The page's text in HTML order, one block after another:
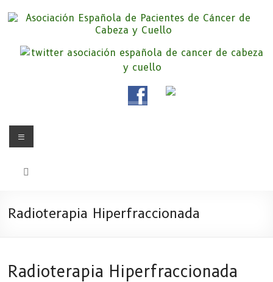
Asociación Española de
Pacientes de Cáncer de Cabeza y
Cuello
Somos la Asociación Española de Pacientes de Cáncer de Cabeza y
cuello «APC», una asociación sin animo de lucro que pretendemos
Menú
Radioterapia Hiperfraccionada
Radioterapia Hiperfraccionada